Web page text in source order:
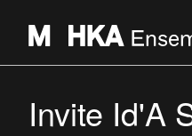
Invite Id'A